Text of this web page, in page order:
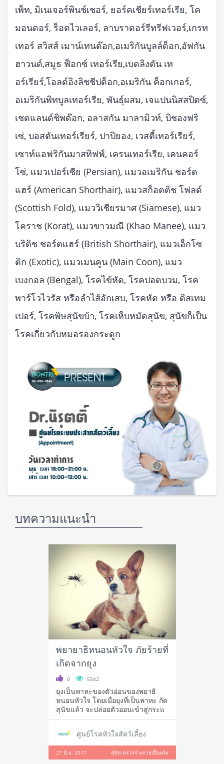
เพ็ท, มิเนเจอร์พินช์เชอร์, ยอร์คเชียร์เทอร์เรีย, โค
มอนดอร์, ร็อตไวเลอร์, ลาบราดอร์รีทรีฟเวอร์,เกรท
เทอร์ สวิสส์ เมาน์เทนด๊อก,อเมริกันบูลล์ด็อก,อัฟกัน
ฮาวนด์,สมูธ ฟ็อกซ์ เทอร์เรีย,เบดลิงตัน เท
อร์เรียร์,โอลด์อิงลิชชีปด็อก,อเมริกัน ค็อกเกอร์,
อเมริกันพิทบูลเทอร์เรีย, พันธุ์ผสม, เจแปนนิสสปิตซ์,
เชดแลนด์ชิพด๊อก, อลาสกัน มาลามิวท์, บิชองฟริ
เซ่, บอสตันเทอร์เรียร์, ปาปิยอง, เวสตี้เทอร์เรียร์,
เซาท์แอฟริกันมาสทิฟฟ์, เครนเทอร์เรีย, เคนคอร์
โซ่, แมวเปอร์เซีย (Persian), แมวอเมริกัน ชอร์ต
แฮร์ (American Shorthair), แมวสก็อตติช โฟลด์
(Scottish Fold), แมววิเชียรมาศ (Siamese), แมว
โคราช (Korat), แมวขาวมณี (Khao Manee), แมว
บริติช ชอร์ตแฮร์ (British Shorthair), แมวเอ็กโซ
ติก (Exotic), แมวเมนคูน (Main Coon), แมว
เบงกอล (Bengal), โรคไข้หัด, โรคปอดบวม, โรค
พาร์โวไวรัส หรือลำไส้อักเสบ, โรคหัด หรือ ดิสเทม
เปอร์, โรคพิษสุนัขบ้า, โรคเห็บหมัดสุนัข, สุนัขก็เป็น
โรคเกี่ยวกับหมอรองกระดูก
บทความแนะนำ
พยายาธิหนอนหัวใจ ภัยร้ายที่
เกิดจากยุง
0 5542
ยุงเป็นพาหะของตัวอ่อนของพยาธิ
หนอนหัวใจ โดยเมื่อยุงที่เป็นพาหะ กัด
สุนัขแล้ว จะปล่อยตัวอ่อนเข้าสู่กระแ
ศูนย์โรคหัวใจสัตว์เลี้ยง
27 มิ.ย. 2017 สุนัข ตรวจร่างกายเบื้องต้น